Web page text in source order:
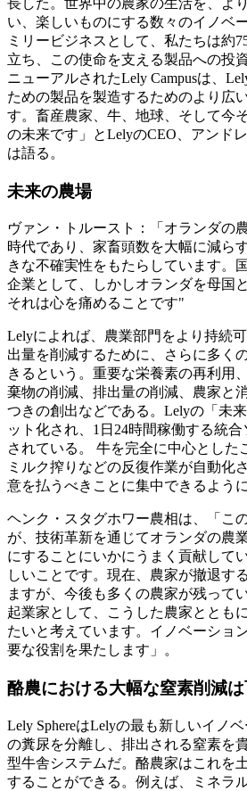
長した。世界中の農家の生活を、よ
い、楽しいものにする数々のイノベ
ミリービジネスとして、私たちは約
立ち、この使命を支える製品への投
ニューアルされたLely Campusは、
ための製品を製造するためのより広
す。畜産農家、牛、地球、そして今
の未来です」とLelyのCEO、アンド
は語る。
未来の農場
ヴァン・トルースト：「オランダの
時代であり、家畜頭数を大幅に減ら
きな不確実性をもたらしています。
企業として、しかしオランダを母国
それは心を痛めることです"
Lelyによれば、農業部門をより持続
出量を削減するために、さらに多く
きるという。重要な栄養素の再利用
棄物の削減、排出量の削減、農家と
つきの創出などである。Lelyの「未
ット化され、1日24時間稼働する統
されている。 牛を完全に中心とした
ミルク搾りなどの反復作業が自動化
意を払うべきことに集中できるよう
ヘンク・スタグホワー農相は、「こ
が、技術革新を通じてオランダの農
にすることにいかにうまく貢献して
しいことです。現在、農家が撤退す
ますが、今後も多くの農家が残って
起業家として、こうした農家ととも
たいと考えています。イノベーショ
要な役割を果たします」。
酪農における大幅な窒素削減
Lely SphereはLelyの最も新しいイノ
の糞尿を分離し、排出される窒素を
型牛舎システムだ。酪農家はこれを
することができる。例えば、ミネラ